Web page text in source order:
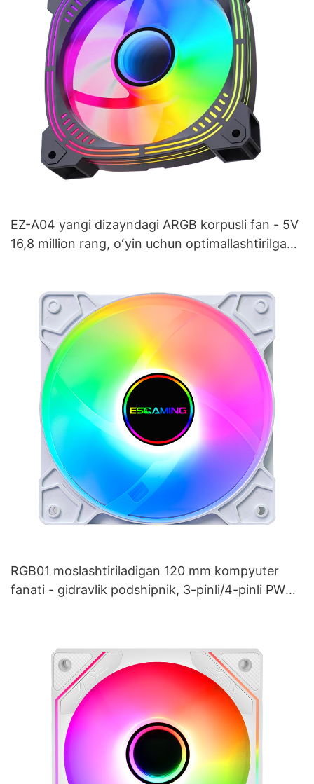
EZ-A04 yangi dizayndagi ARGB korpusli fan - 5V
16,8 million rang, oʻyin uchun optimallashtirilgan
RGB01 moslashtiriladigan 120 mm kompyuter
fanati - gidravlik podshipnik, 3-pinli/4-pinli PWM,